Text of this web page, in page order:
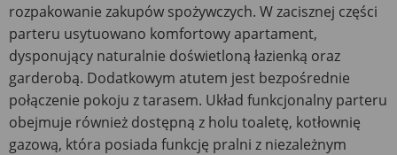
rozpakowanie zakupów spożywczych. W zacisznej części
parteru usytuowano komfortowy apartament,
dysponujący naturalnie doświetloną łazienką oraz
garderobą. Dodatkowym atutem jest bezpośrednie
połączenie pokoju z tarasem. Układ funkcjonalny parteru
obejmuje również dostępną z holu toaletę, kotłownię
gazową, która posiada funkcję pralni z niezależnym